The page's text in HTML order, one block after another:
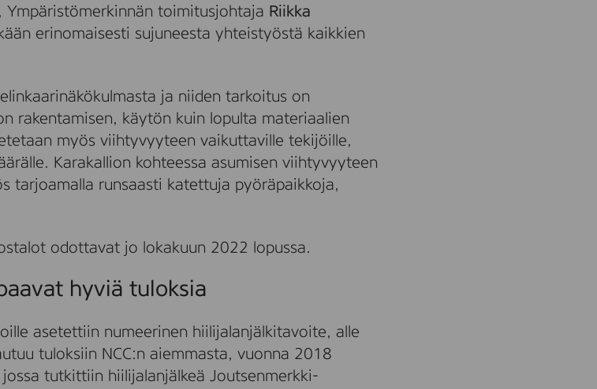
toimitusjohtaja Riikka
erinomaisesti sujuneesta yhteistyöstä kaikkien
ja niiden tarkoitus on
rakentamisen, käytön kuin lopulta materiaalien
myös viihtyvyyteen vaikuttaville tekijöille,
Karakallion kohteessa asumisen viihtyvyyteen
tarjoamalla runsaasti katettuja pyöräpaikkoja,
odottavat jo lokakuun 2022 lopussa.
hyviä tuloksia
asetettiin numeerinen hiilijalanjälkitavoite, alle
tuloksiin NCC:n aiemmasta, vuonna 2018
tutkittiin hiilijalanjälkeä Joutsenmerkki-